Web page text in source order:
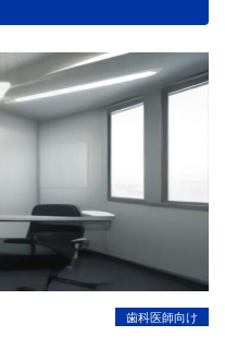
歯科医師向け